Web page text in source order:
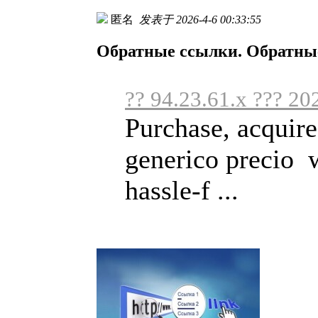
匿名 发表于 2026-4-6 00:33:55
Обратные ссылки.
?? 94.23.61.x ???
Purchase,
generico precio
hassle-f ...